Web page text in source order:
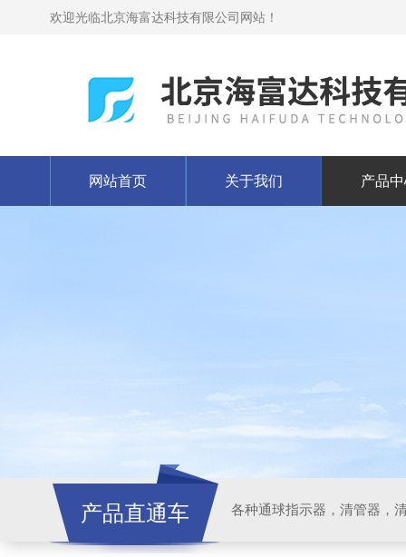
欢迎光临北京海富达科技有限公司网站！
网站首页 关于我们 产品
产品直通车 各种通球指示器，清管器，